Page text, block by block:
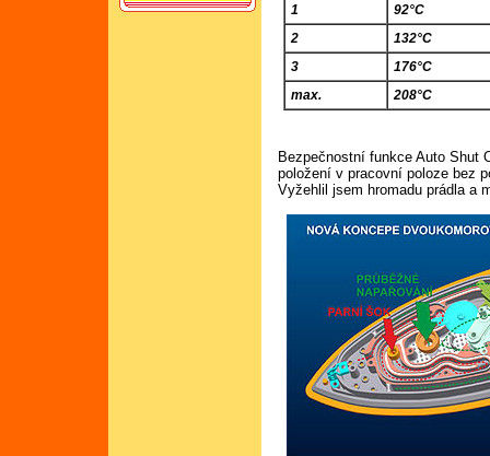
1
92°C
2
132°C
3
176°C
max.
208°C
Bezpečnostní funkce Auto Shut
položení v pracovní poloze bez
Vyžehlil jsem hromadu prádla a